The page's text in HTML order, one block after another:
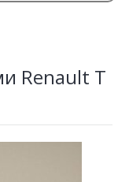
Renault T